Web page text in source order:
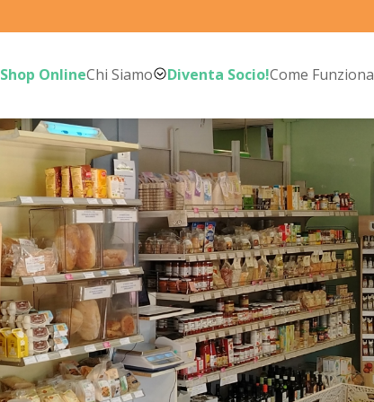
Shop OnlineChi Siamo Diventa Socio!Come Funziona